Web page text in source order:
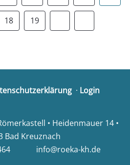
18 19
· Login
• Heidenmauer 14 •
Bad Kreuznach
info@roeka-kh.de